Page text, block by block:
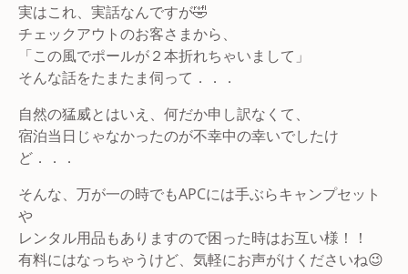
実はこれ、実話なんですが🤣
チェックアウトのお客さまから、
「この風でポールが２本折れちゃいまして」
そんな話をたまたま伺って．．．
自然の猛威とはいえ、何だか申し訳なくて、
宿泊当日じゃなかったのが不幸中の幸いでしたけ
ど．．．
そんな、万が一の時でもAPCには手ぶらキャンプセット
や
レンタル用品もありますので困った時はお互い様！！
有料にはなっちゃうけど、気軽にお声がけくださいね😉